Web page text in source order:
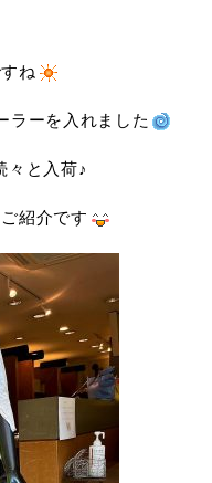
ね
ラーを入れました
々と入荷♪
紹介です